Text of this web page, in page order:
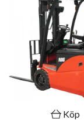
Köp